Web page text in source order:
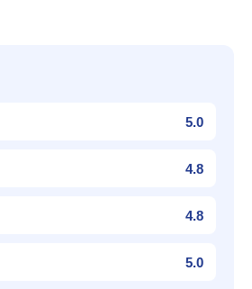
5.0
4.8
4.8
5.0